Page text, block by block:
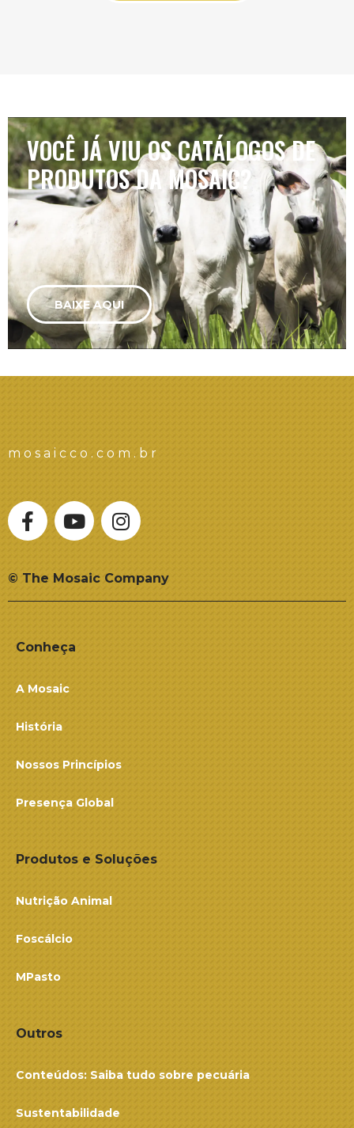
VOCÊ JÁ VIU OS CATÁLOGOS DE
PRODUTOS DA MOSAIC?
BAIXE AQUI
mosaicco.com.br
© The Mosaic Company
Conheça
A Mosaic
História
Nossos Princípios
Presença Global
Produtos e Soluções
Nutrição Animal
Foscálcio
MPasto
Outros
Conteúdos: Saiba tudo sobre pecuária
Sustentabilidade